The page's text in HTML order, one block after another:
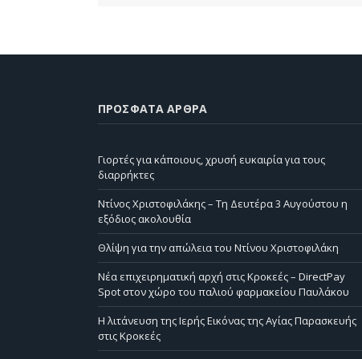
ΠΡΌΣΦΑΤΑ ΆΡΘΡΑ
Γιορτές για κάποιους, χρυσή ευκαιρία για τους
διαρρήκτες
Ντίνος Χριστοφιλάκης – Τη Δευτέρα 3 Αυγούστου η
εξόδιος ακολουθία
Θλίψη για την απώλεια του Ντίνου Χριστοφιλάκη
Νέα επιχειρηματική αρχή στις Κροκεές – DirectPay
Spot στον χώρο του παλιού φαρμακείου Παυλάκου
Η λιτάνευση της Ιερής Εικόνας της Αγίας Παρασκευής
στις Κροκεές